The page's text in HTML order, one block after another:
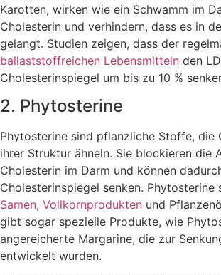
Karotten, wirken wie ein Schwamm im
Cholesterin und verhindern, dass es in
gelangt. Studien zeigen, dass der
ballaststoffreichen Lebensmitteln den
Cholesterinspiegel um bis zu 10 %
2. Phytosterine
Phytosterine sind pflanzliche Stoffe, die
ihrer Struktur ähneln. Sie blockieren die
Cholesterin im Darm und können
Cholesterinspiegel senken. Phytosterine
Samen, Vollkornprodukten und
gibt sogar spezielle Produkte, wie
angereicherte Margarine, die zur
entwickelt wurden.